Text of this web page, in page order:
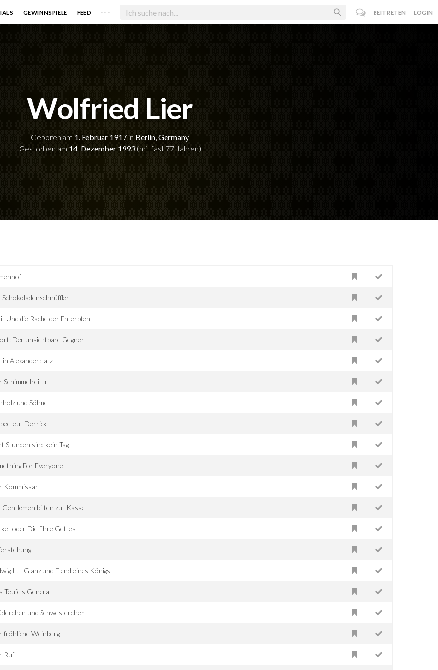
GEWINNSPIELE FEED . . . BEITRETEN LOGIN
Wolfried Lier
Geboren am 1. Februar 1917 in Berlin, Germany
Gestorben am 14. Dezember 1993(mit fast 77 Jahren)
Schokoladenschnüffler
-Und die Rache der Enterbten
Der unsichtbare Gegner
Alexanderplatz
Schimmelreiter
und Söhne
Derrick
Stunden sind kein Tag
For Everyone
Kommissar
Gentlemen bitten zur Kasse
oder Die Ehre Gottes
II. - Glanz und Elend eines Königs
Teufels General
und Schwesterchen
fröhliche Weinberg
Ruf